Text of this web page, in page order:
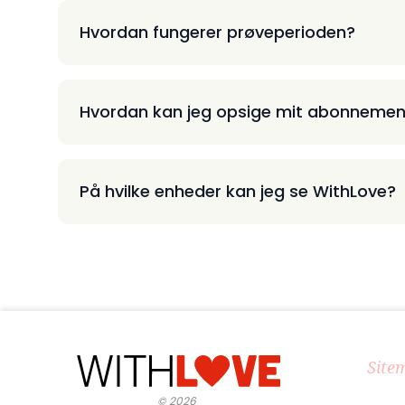
Hvordan fungerer prøveperioden?
Hvordan kan jeg opsige mit
På hvilke enheder kan jeg se WithLove?
©2026